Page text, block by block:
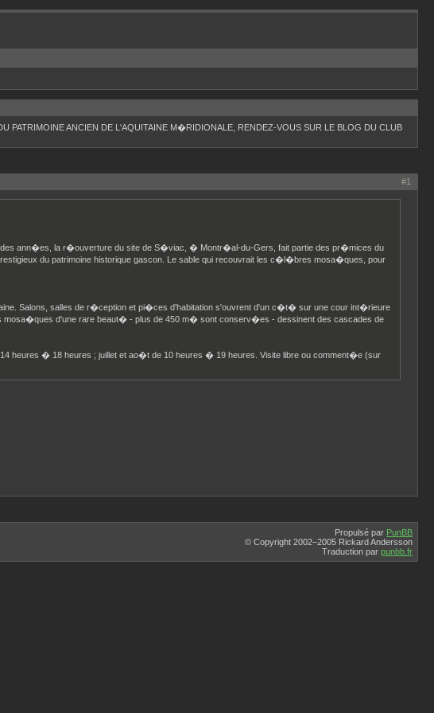
ANCIEN DE L'AQUITAINE M�RIDIONALE, RENDEZ-VOUS SUR LE BLOG DU CLUB
#1
ann�es, la r�ouverture du site de S�viac, � Montr�al-du-Gers, fait partie des pr�mices du
du patrimoine historique gascon. Le sable qui recouvrait les c�l�bres mosa�ques, pour
Salons, salles de r�ception et pi�ces d'habitation s'ouvrent d'un c�t� sur une cour int�rieure
d'une rare beaut� - plus de 450 m� sont conserv�es - dessinent des cascades de
heures � 18 heures ; juillet et ao�t de 10 heures � 19 heures. Visite libre ou comment�e (sur
Propulsé par PunBB
© Copyright 2002–2005 Rickard Andersson
Traduction par punbb.fr